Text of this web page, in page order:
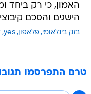
האמון, כי רק ביחד
הישגים והסכם
בזק בינלאומי פלאפון yes
טרם התפרסמו